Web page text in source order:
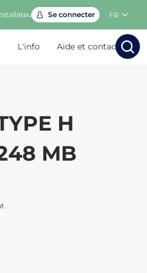
Se connecter FR
L'info Aide et contact
RechercherRechercher
H
MB